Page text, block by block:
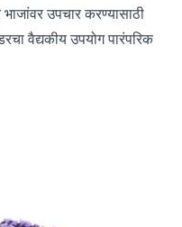
उपचार करण्यासाठी
वैद्यकीय उपयोग पारंपरिक